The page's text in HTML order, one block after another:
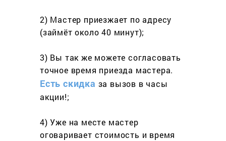
2) Мастер приезжает по адресу
(займёт около 40 минут);
3) Вы так же можете согласовать
точное время приезда мастера.
Есть скидка за вызов в часы
акции!;
4) Уже на месте мастер
оговаривает стоимость и время